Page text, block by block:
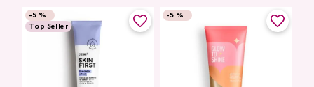
-5 %
Top Seller
-5 %